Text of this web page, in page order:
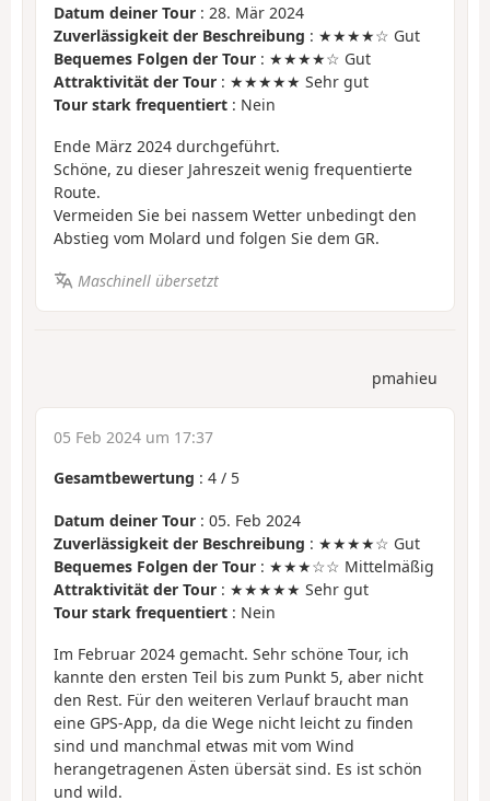
Datum deiner Tour : 28. Mär 2024
Zuverlässigkeit der Beschreibung : ★★★★☆ Gut
Bequemes Folgen der Tour : ★★★★☆ Gut
Attraktivität der Tour : ★★★★★ Sehr gut
Tour stark frequentiert : Nein
Ende März 2024 durchgeführt.
Schöne, zu dieser Jahreszeit wenig frequentierte
Route.
Vermeiden Sie bei nassem Wetter unbedingt den
Abstieg vom Molard und folgen Sie dem GR.
Maschinell übersetzt
pmahieu
05 Feb 2024 um 17:37
Gesamtbewertung : 4 / 5
Datum deiner Tour : 05. Feb 2024
Zuverlässigkeit der Beschreibung : ★★★★☆ Gut
Bequemes Folgen der Tour : ★★★☆☆ Mittelmäßig
Attraktivität der Tour : ★★★★★ Sehr gut
Tour stark frequentiert : Nein
Im Februar 2024 gemacht. Sehr schöne Tour, ich
kannte den ersten Teil bis zum Punkt 5, aber nicht
den Rest. Für den weiteren Verlauf braucht man
eine GPS-App, da die Wege nicht leicht zu finden
sind und manchmal etwas mit vom Wind
herangetragenen Ästen übersät sind. Es ist schön
und wild.